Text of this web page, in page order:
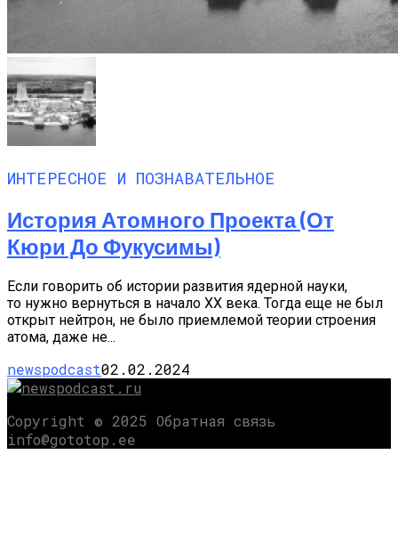
ИНТЕРЕСНОЕ И ПОЗНАВАТЕЛЬНОЕ
История Атомного Проекта (от
Кюри До Фукусимы)
Если говорить об истории развития ядерной науки,
то нужно вернуться в начало XX века. Тогда еще не был
открыт нейтрон, не было приемлемой теории строения
атома, даже не...
newspodcast02.02.2024
Copyright © 2025 Обратная связь
info@gototop.ee